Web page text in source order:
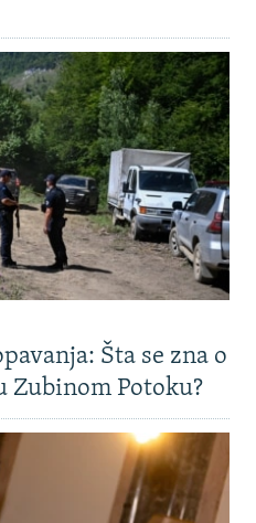
Šta se zna o
Zubinom Potoku?